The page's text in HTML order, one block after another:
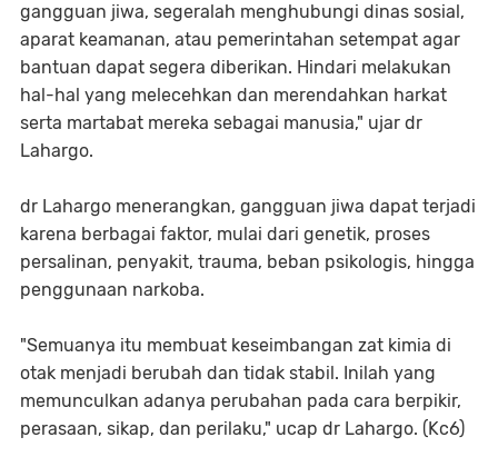
gangguan jiwa, segeralah menghubungi dinas sosial,
aparat keamanan, atau pemerintahan setempat agar
bantuan dapat segera diberikan. Hindari melakukan
hal-hal yang melecehkan dan merendahkan harkat
serta martabat mereka sebagai manusia," ujar dr
Lahargo.
dr Lahargo menerangkan, gangguan jiwa dapat terjadi
karena berbagai faktor, mulai dari genetik, proses
persalinan, penyakit, trauma, beban psikologis, hingga
penggunaan narkoba.
"Semuanya itu membuat keseimbangan zat kimia di
otak menjadi berubah dan tidak stabil. Inilah yang
memunculkan adanya perubahan pada cara berpikir,
perasaan, sikap, dan perilaku," ucap dr Lahargo. (Kc6)